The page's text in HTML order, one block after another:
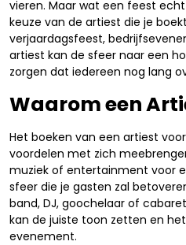
vieren. Maar wat een feest
keuze van de artiest die je
verjaardagsfeest,
artiest kan de sfeer naar een
zorgen dat iedereen nog lang
Waarom een
Het boeken van een artiest
voordelen met zich
muziek of entertainment voor
sfeer die je gasten zal
band, DJ, goochelaar of
kan de juiste toon zetten en
evenement.